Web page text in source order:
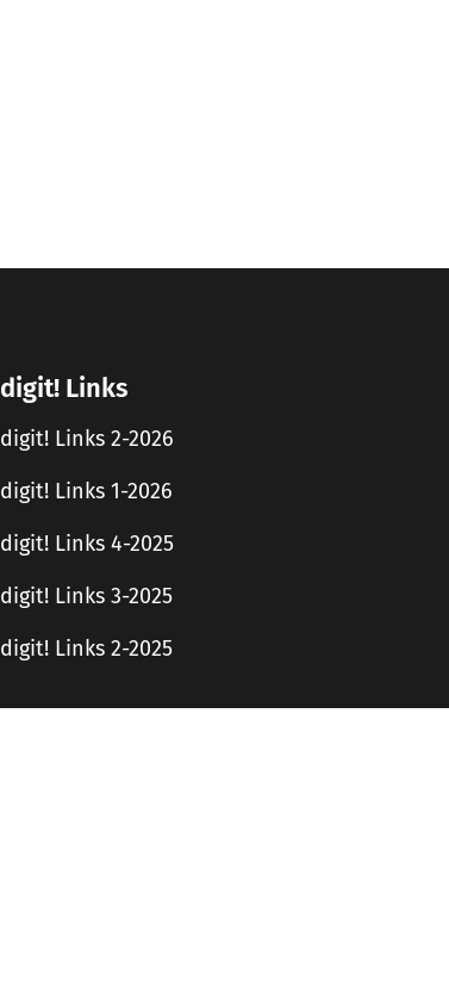
digit! Links
digit! Links 2-2026
digit! Links 1-2026
digit! Links 4-2025
digit! Links 3-2025
digit! Links 2-2025